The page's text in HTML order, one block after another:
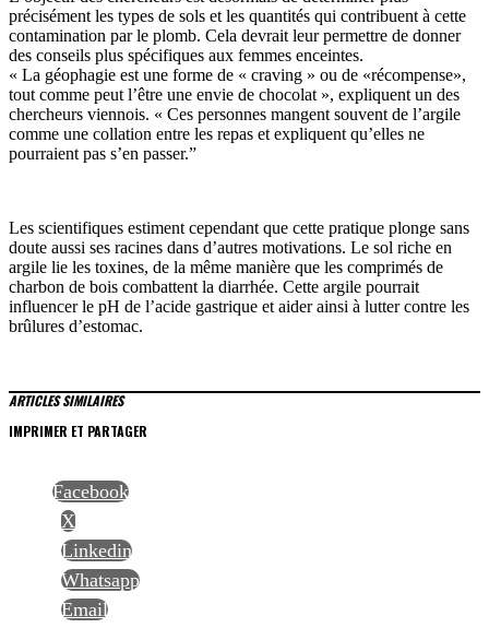
précisément les types de sols et les quantités qui contribuent à cette
contamination par le plomb. Cela devrait leur permettre de donner
des conseils plus spécifiques aux femmes enceintes.
« La géophagie est une forme de « craving » ou de «récompense»,
tout comme peut l’être une envie de chocolat », expliquent un des
chercheurs viennois. « Ces personnes mangent souvent de l’argile
comme une collation entre les repas et expliquent qu’elles ne
pourraient pas s’en passer.”
Les scientifiques estiment cependant que cette pratique plonge sans
doute aussi ses racines dans d’autres motivations. Le sol riche en
argile lie les toxines, de la même manière que les comprimés de
charbon de bois combattent la diarrhée. Cette argile pourrait
influencer le pH de l’acide gastrique et aider ainsi à lutter contre les
brûlures d’estomac.
ARTICLES SIMILAIRES
IMPRIMER ET PARTAGER
Facebook
X
Linkedin
Whatsapp
Email